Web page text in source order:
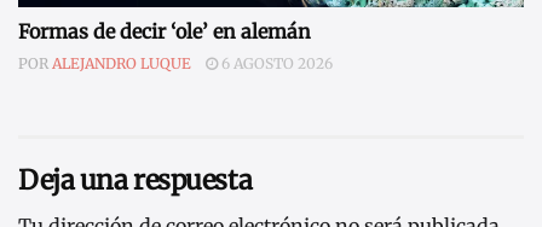
Formas de decir ‘ole’ en alemán
POR ALEJANDRO LUQUE 6 AGOSTO 2026
Deja una respuesta